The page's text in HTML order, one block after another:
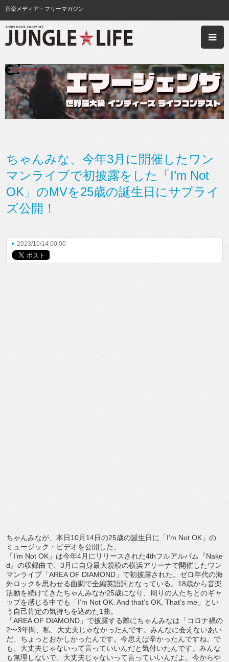
音楽メディア・フリーマガジン
ちゃんみな、今年3月に開催したワン
マンライブで初披露をした「I’m Not
OK」のMVを25歳の誕生日にサプライ
ズ公開！
2023/10/14 00:00
ちゃんみなが、本日10月 14日の25歳の誕生日に「I’m Not OK 」の
ミュージック・ビデオを公開した。
「I’m Not OK 」は今年4月にリリースされた4thフルアルバム『Nake
d 』の収録曲で、 3 月に自身最大規模の横浜アリーナで開催したワ ン
マンライブ「AREA OF DIAMOND 」で初披露された。 ゼロ年代の海
外ロックを思わせる曲調で全編英語詞となっている。 18歳から音楽
活動を続けてきたちゃんみなが25歳になり、
周りの人たちとのギャ
ップを感じる中でも「I’m Not OK. And that’s OK, That’s me 」とい
う自己肯定の気持ちを込めた1 曲。
「AREA OF DIAMOND 」で披露する際にちゃんみなは「コロナ禍の
2〜3年間、私、大丈夫じゃなかったんです。みんなに会えないあい
だ、 ちょっとおかしかったんです。今思えば辛かったんですね。で
も、 大丈夫じゃないって言っていいんだと気付いたんです。 みんな
も無理しないで、大丈夫じゃないって言っていいんだよ。 今からや